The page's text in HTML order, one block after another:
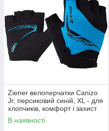
Ziener велоперчатки Canizo
Jr, персиковий синій, XL - для
хлопчиків, комфорт і захист
В наявності